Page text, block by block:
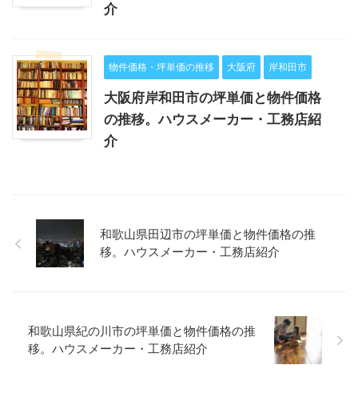
介
物件価格・坪単価の推移 大阪府 岸和田市
大阪府岸和田市の坪単価と物件価格
の推移。ハウスメーカー・工務店紹
介
和歌山県田辺市の坪単価と物件価格の推
移。ハウスメーカー・工務店紹介
和歌山県紀の川市の坪単価と物件価格の推
移。ハウスメーカー・工務店紹介